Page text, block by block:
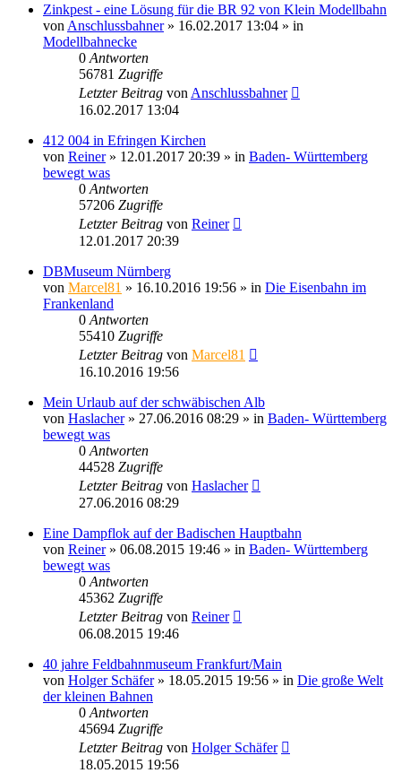
Zinkpest - eine Lösung für die BR 92 von Klein Modellbahn
von Anschlussbahner» 16.02.2017 13:04 » in
Modellbahnecke
0 Antworten
56781 Zugriffe
Letzter Beitrag von Anschlussbahner
16.02.2017 13:04
412 004 in Efringen Kirchen
von Reiner» 12.01.2017 20:39 » in Baden- Württemberg
bewegt was
0 Antworten
57206 Zugriffe
Letzter Beitrag von Reiner
12.01.2017 20:39
DBMuseum Nürnberg
von Marcel81 » 16.10.2016 19:56 » in Die Eisenbahn im
Frankenland
0 Antworten
55410 Zugriffe
Letzter Beitrag von Marcel81
16.10.2016 19:56
Mein Urlaub auf der schwäbischen Alb
von Haslacher» 27.06.2016 08:29 » in Baden- Württemberg
bewegt was
0 Antworten
44528 Zugriffe
Letzter Beitrag von Haslacher
27.06.2016 08:29
Eine Dampflok auf der Badischen Hauptbahn
von Reiner» 06.08.2015 19:46 » in Baden- Württemberg
bewegt was
0 Antworten
45362 Zugriffe
Letzter Beitrag von Reiner
06.08.2015 19:46
40 jahre Feldbahnmuseum Frankfurt/Main
von Holger Schäfer» 18.05.2015 19:56 » in Die große Welt
der kleinen Bahnen
0 Antworten
45694 Zugriffe
Letzter Beitrag von Holger Schäfer
18.05.2015 19:56